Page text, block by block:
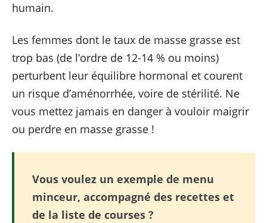
humain.
Les femmes dont le taux de masse grasse est
trop bas (de l’ordre de 12-14 % ou moins)
perturbent leur équilibre hormonal et courent
un risque d’aménorrhée, voire de stérilité. Ne
vous mettez jamais en danger à vouloir maigrir
ou perdre en masse grasse !
Vous voulez un exemple de menu
minceur, accompagné des recettes et
de la liste de courses ?